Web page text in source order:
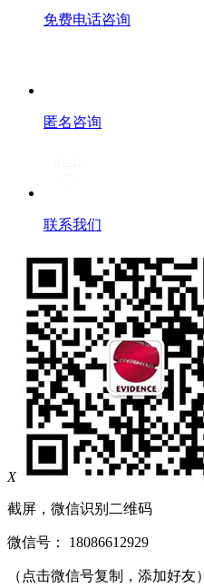
免费电话咨询
匿名咨询
联系我们
X
截屏，微信识别二维码
微信号： 18086612929
（点击微信号复制，添加好友）